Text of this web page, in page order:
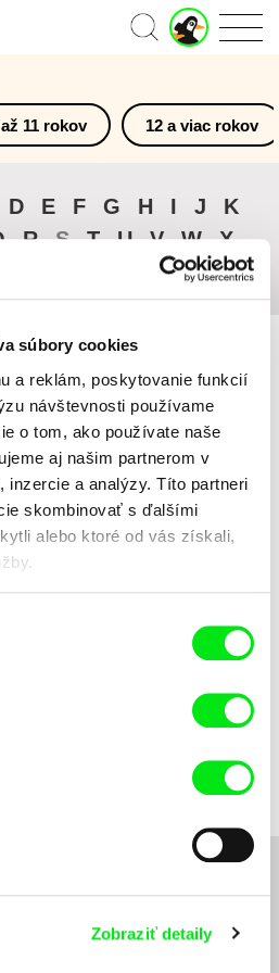
súbory cookies
a reklám, poskytovanie funkcií
návštevnosti používame
o tom, ako používate naše
aj našim partnerom v
inzercie a analýzy. Títo partneri
skombinovať s ďalšími
alebo ktoré od vás získali,
Zobraziť detaily
J
u
o
r
ú
11 rokov 12 a viac rokov
D E F G H I J
K
R S T U V W
X
Pierre Clenet, Alejandro Diaz,
informovaní o novinkách v